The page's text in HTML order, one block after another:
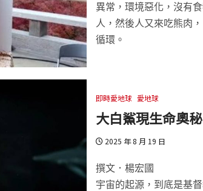
異常，環境惡化，沒有
人，然後人又來吃熊肉
循環。
即時愛地球 愛地球
大白鯊現生命奧秘
2025 年 8 月 19 日
撰文．楊宏國
宇宙的起源，到底是基